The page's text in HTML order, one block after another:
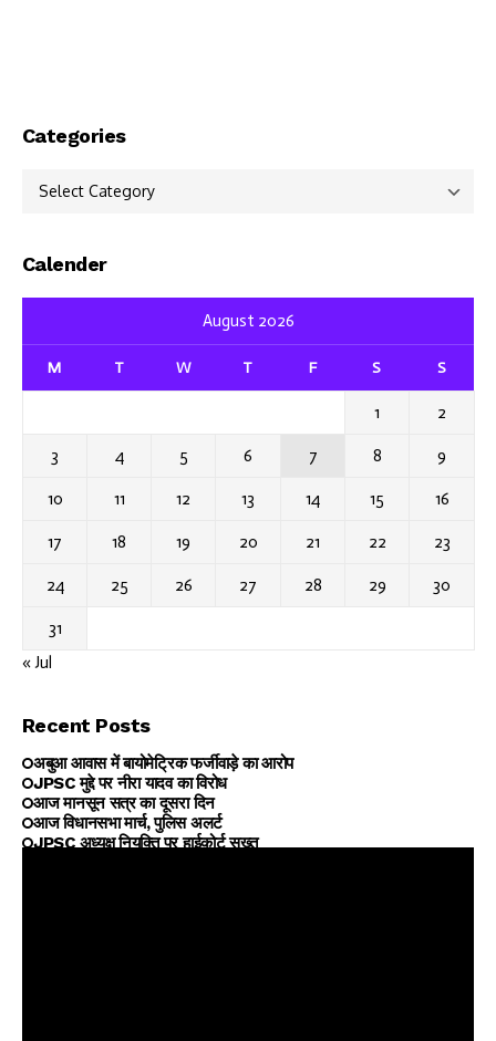
Categories
Categories
Calender
August 2026
M T W T F S S
1 2
3 4 5 6 7 8 9
10 11 12 13 14 15 16
17 18 19 20 21 22 23
24 25 26 27 28 29 30
31
« Jul
Recent Posts
अबुआ आवास में बायोमेट्रिक फर्जीवाड़े का आरोप
JPSC मुद्दे पर नीरा यादव का विरोध
आज मानसून सत्र का दूसरा दिन
आज विधानसभा मार्च, पुलिस अलर्ट
JPSC अध्यक्ष नियुक्ति पर हाईकोर्ट सख्त